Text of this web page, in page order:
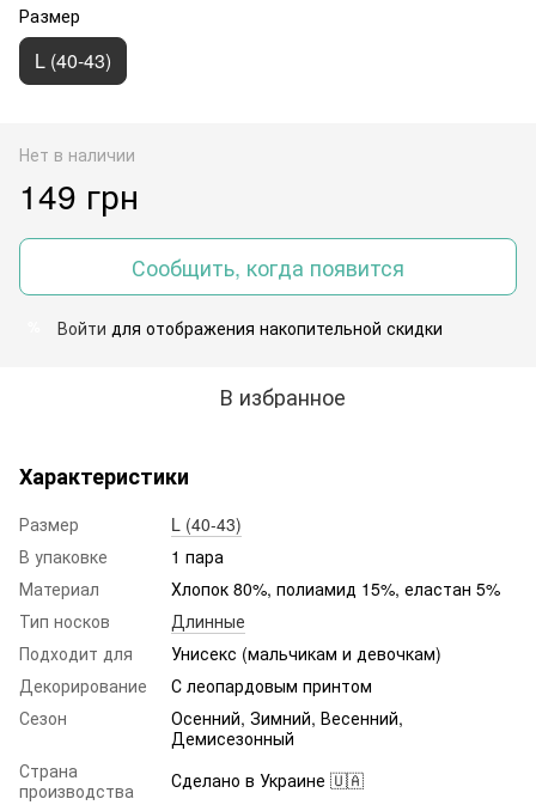
Размер
L (40-43)
Нет в наличии
149 грн
Сообщить, когда появится
Войти для отображения накопительной скидки
В избранное
Характеристики
Размер
L (40-43)
В упаковке
1 пара
Материал
Хлопок 80%, полиамид 15%, еластан 5%
Тип носков
Длинные
Подходит для
Унисекс (мальчикам и девочкам)
Декорирование
С леопардовым принтом
Сезон
Осенний, Зимний, Весенний,
Демисезонный
Страна
производства
Сделано в Украине 🇺🇦